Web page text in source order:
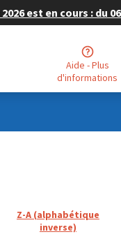
est en cours : du
Aide - Plus
d'informations
Z-A (alphabétique
inverse)